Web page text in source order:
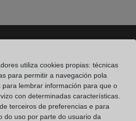
28006 Madrid
96
utiliza cookies propias: técnicas
para permitir a navegación pola
lembrar información para que o
con determinadas características.
terceiros de preferencias e para
do uso por parte do usuario da